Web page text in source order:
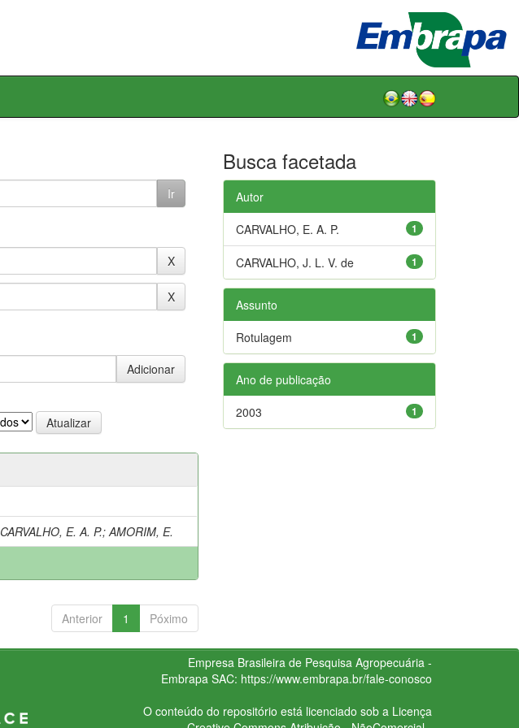
CARVALHO, E. A. P.;AMORIM, E.
Anterior 1 Póximo
Busca facetada
Autor
1
CARVALHO, E. A. P.
1
CARVALHO, J. L. V. de
Assunto
1
Rotulagem
Ano de publicação
1
2003
Empresa Brasileira de Pesquisa Agropecuária -
Embrapa SAC: https://www.embrapa.br/fale-conosco
O conteúdo do repositório está licenciado sob a Licença